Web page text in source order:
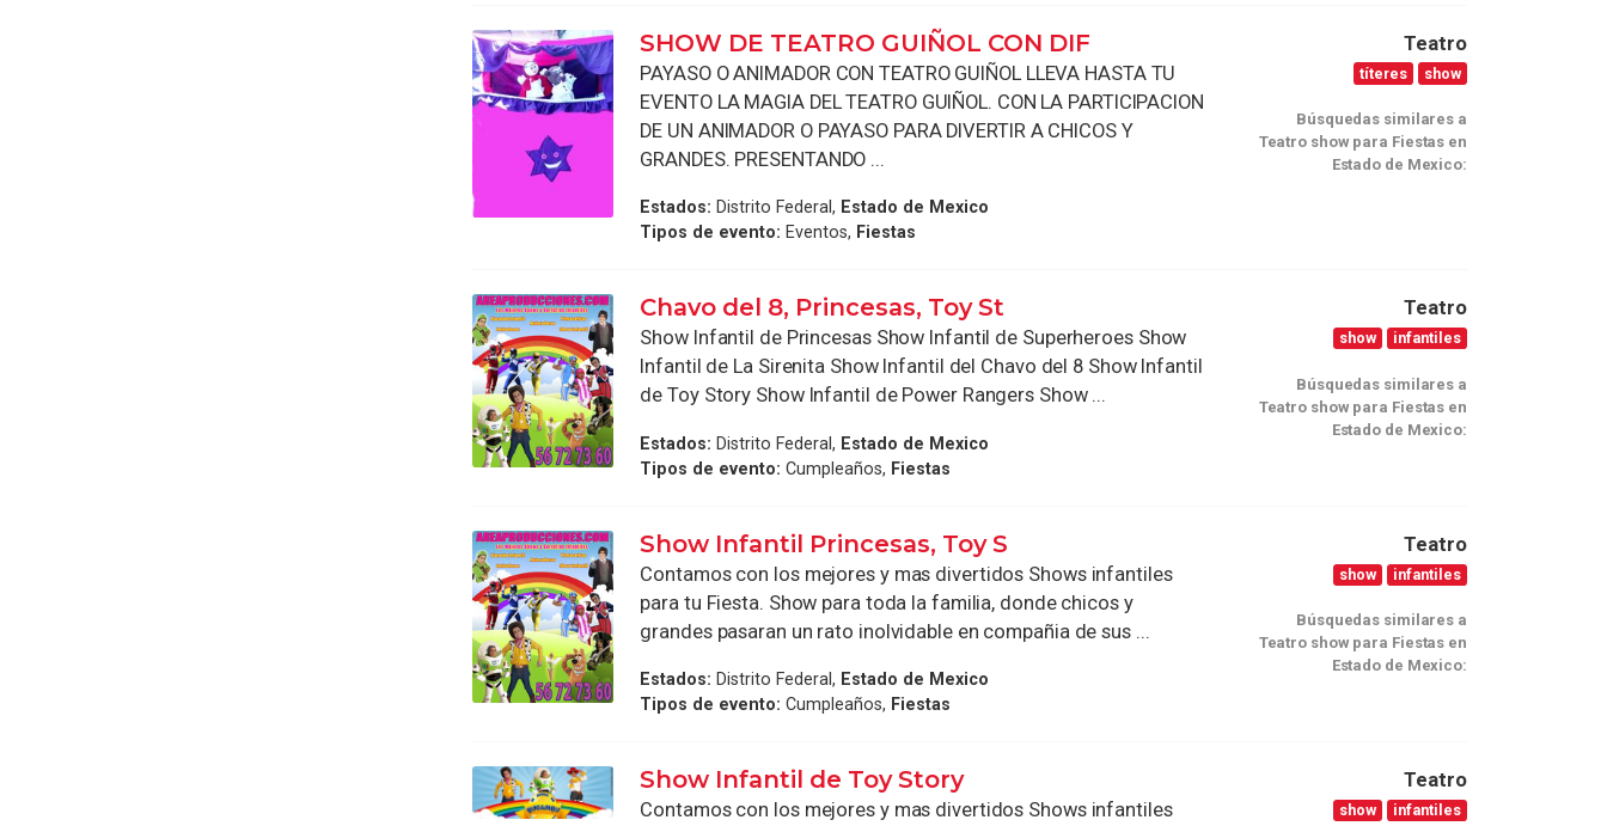
SHOW DE TEATRO GUIÑOL CON DIF
PAYASO O ANIMADOR CON TEATRO GUIÑOL LLEVA HASTA TU
EVENTO LA MAGIA DEL TEATRO GUIÑOL. CON LA PARTICIPACION
DE UN ANIMADOR O PAYASO PARA DIVERTIR A CHICOS Y
GRANDES. PRESENTANDO ...
Estados: Distrito Federal, Estado de Mexico
Tipos de evento: Eventos, Fiestas
Teatro
títeres show
Búsquedas similares a
Teatro show para Fiestas en
Estado de Mexico:
Chavo del 8, Princesas, Toy St
Show Infantil de Princesas Show Infantil de Superheroes Show
Infantil de La Sirenita Show Infantil del Chavo del 8 Show Infantil
de Toy Story Show Infantil de Power Rangers Show ...
Estados: Distrito Federal, Estado de Mexico
Tipos de evento: Cumpleaños, Fiestas
Teatro
show infantiles
Búsquedas similares a
Teatro show para Fiestas en
Estado de Mexico:
Show Infantil Princesas, Toy S
Contamos con los mejores y mas divertidos Shows infantiles
para tu Fiesta. Show para toda la familia, donde chicos y
grandes pasaran un rato inolvidable en compañia de sus ...
Estados: Distrito Federal, Estado de Mexico
Tipos de evento: Cumpleaños, Fiestas
Teatro
show infantiles
Búsquedas similares a
Teatro show para Fiestas en
Estado de Mexico:
Show Infantil de Toy Story
Contamos con los mejores y mas divertidos Shows infantiles
Teatro
show infantiles